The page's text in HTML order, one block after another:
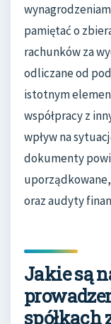
pamiętać o
rachunków za
odliczane od
istotnym
współpracy z
wpływ na
dokumenty
oraz audyty
Jakie są
spółkach